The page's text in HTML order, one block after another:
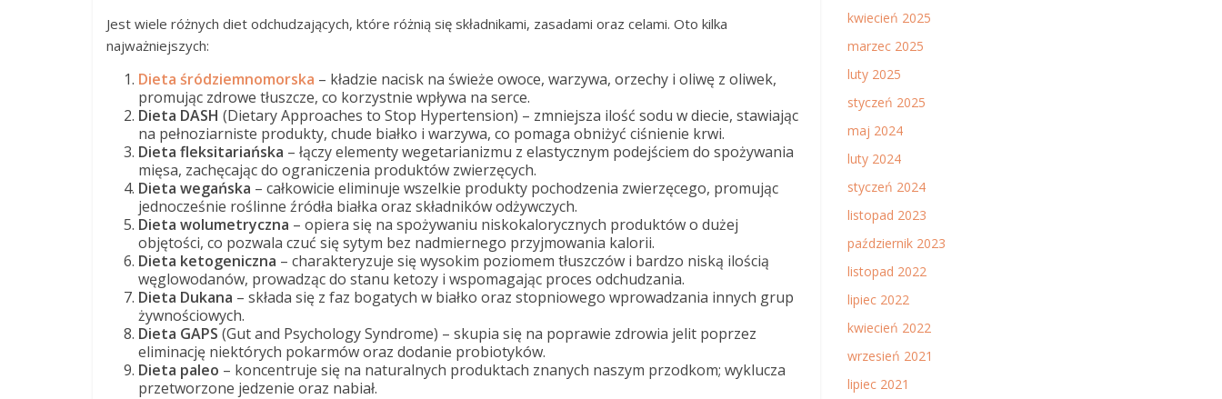
Jest wiele różnych diet odchudzających, które różnią się składnikami, zasadami oraz celami. Oto kilka
najważniejszych:
Dieta śródziemnomorska – kładzie nacisk na świeże owoce, warzywa, orzechy i oliwę z oliwek,
promując zdrowe tłuszcze, co korzystnie wpływa na serce.
Dieta DASH (Dietary Approaches to Stop Hypertension) – zmniejsza ilość sodu w diecie, stawiając
na pełnoziarniste produkty, chude białko i warzywa, co pomaga obniżyć ciśnienie krwi.
Dieta fleksitariańska – łączy elementy wegetarianizmu z elastycznym podejściem do spożywania
mięsa, zachęcając do ograniczenia produktów zwierzęcych.
Dieta wegańska – całkowicie eliminuje wszelkie produkty pochodzenia zwierzęcego, promując
jednocześnie roślinne źródła białka oraz składników odżywczych.
Dieta wolumetryczna – opiera się na spożywaniu niskokalorycznych produktów o dużej
objętości, co pozwala czuć się sytym bez nadmiernego przyjmowania kalorii.
Dieta ketogeniczna – charakteryzuje się wysokim poziomem tłuszczów i bardzo niską ilością
węglowodanów, prowadząc do stanu ketozy i wspomagając proces odchudzania.
Dieta Dukana – składa się z faz bogatych w białko oraz stopniowego wprowadzania innych grup
żywnościowych.
Dieta GAPS (Gut and Psychology Syndrome) – skupia się na poprawie zdrowia jelit poprzez
eliminację niektórych pokarmów oraz dodanie probiotyków.
Dieta paleo – koncentruje się na naturalnych produktach znanych naszym przodkom; wyklucza
przetworzone jedzenie oraz nabiał.
kwiecień 2025
marzec 2025
luty 2025
styczeń 2025
maj 2024
luty 2024
styczeń 2024
listopad 2023
październik 2023
listopad 2022
lipiec 2022
kwiecień 2022
wrzesień 2021
lipiec 2021